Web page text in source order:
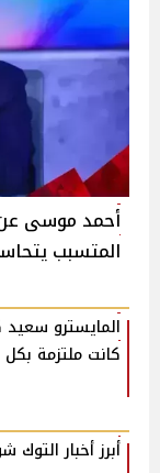
أحمد موسى عن
المتسبب
المايسترو
كانت ملتزمة بكل
أبرز أخبار التوك شو ×